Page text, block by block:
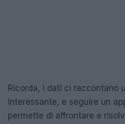
Ricorda, i dati ci raccontano
interessante, e seguire un
permette di affrontare e